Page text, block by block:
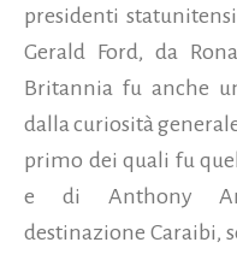
presidenti
Gerald Ford, da
Britannia fu anche
dalla curiosità
primo dei quali fu
e di Anthony
destinazione Caraibi,